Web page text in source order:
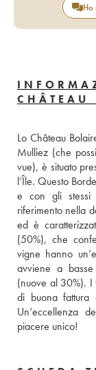
Ho
CHÂTEAU
Lo Château
Mulliez (che
vue), è situato
l’Île. Questo
e con gli stessi
riferimento nella
ed è
(50%), che
vigne hanno
avviene a
(nuove al 30%). I
di buona fattura
Un’eccellenza